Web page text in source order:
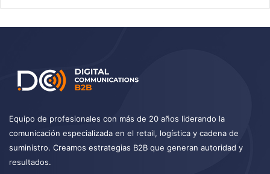
Equipo de profesionales con más de 20 años liderando la
comunicación especializada en el retail, logística y cadena de
suministro. Creamos estrategias B2B que generan autoridad y
resultados.